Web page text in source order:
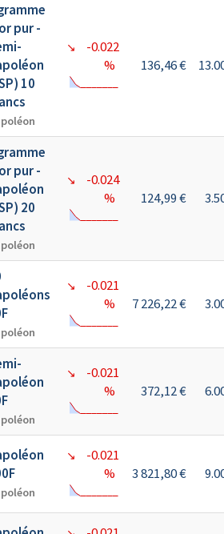
pur -
10
↘
-0.022
%
136,46 €
pur -
20
↘
-0.024
%
124,99 €
↘
-0.021
%
7 226,22 €
↘
-0.021
%
372,12 €
↘
-0.021
%
3 821,80 €